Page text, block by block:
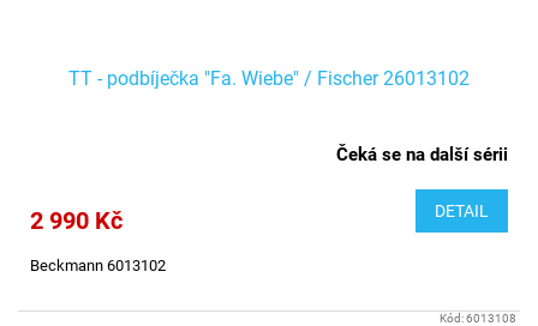
TT - podbíječka "Fa. Wiebe" / Fischer 26013102
Čeká se na další sérii
2 990 Kč DETAIL
Beckmann 6013102
Kód:6013108